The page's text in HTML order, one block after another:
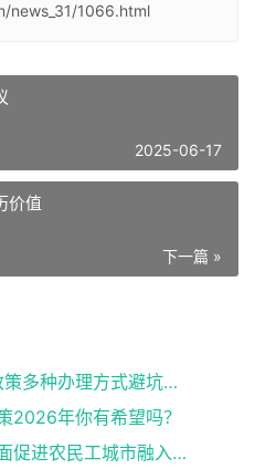
news_31/1066.html
2025-06-17
价值
下一篇 »
整理2026北京户口落户政策多种办理方式避坑指南
2026年你有希望吗？
系统施策，多措并举：全面促进农民工城市融入与社会融合